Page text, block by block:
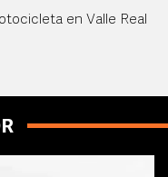
en Valle Real